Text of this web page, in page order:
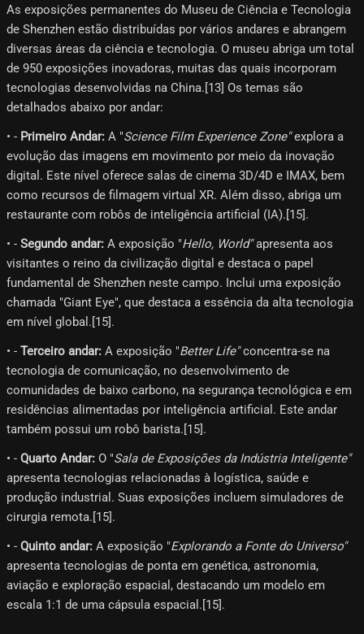
As exposições permanentes do Museu de Ciência e Tecnologia
de Shenzhen estão distribuídas por vários andares e abrangem
diversas áreas da ciência e tecnologia. O museu abriga um total
de 950 exposições inovadoras, muitas das quais incorporam
tecnologias desenvolvidas na China.[13]​ Os temas são
detalhados abaixo por andar:
• - Primeiro Andar: A "Science Film Experience Zone"explora a
evolução das imagens em movimento por meio da inovação
digital. Este nível oferece salas de cinema 3D/4D e IMAX, bem
como recursos de filmagem virtual XR. Além disso, abriga um
restaurante com robôs de inteligência artificial (IA).[15]​.
• - Segundo andar: A exposição "Hello, World"apresenta aos
visitantes o reino da civilização digital e destaca o papel
fundamental de Shenzhen neste campo. Inclui uma exposição
chamada "Giant Eye", que destaca a essência da alta tecnologia
em nível global.[15]​.
• - Terceiro andar: A exposição "Better Life"concentra-se na
tecnologia de comunicação, no desenvolvimento de
comunidades de baixo carbono, na segurança tecnológica e em
residências alimentadas por inteligência artificial. Este andar
também possui um robô barista.[15]​.
• - Quarto Andar: O "Sala de Exposições da Indústria Inteligente"
apresenta tecnologias relacionadas à logística, saúde e
produção industrial. Suas exposições incluem simuladores de
cirurgia remota.[15]​.
• - Quinto andar: A exposição "Explorando a Fonte do Universo"
apresenta tecnologias de ponta em genética, astronomia,
aviação e exploração espacial, destacando um modelo em
escala 1:1 de uma cápsula espacial.[15]​.